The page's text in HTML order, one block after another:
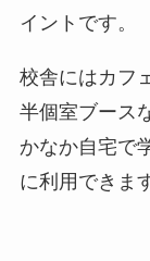
イントです。
校舎にはカフ
半個室ブース
かなか自宅で
に利用できま